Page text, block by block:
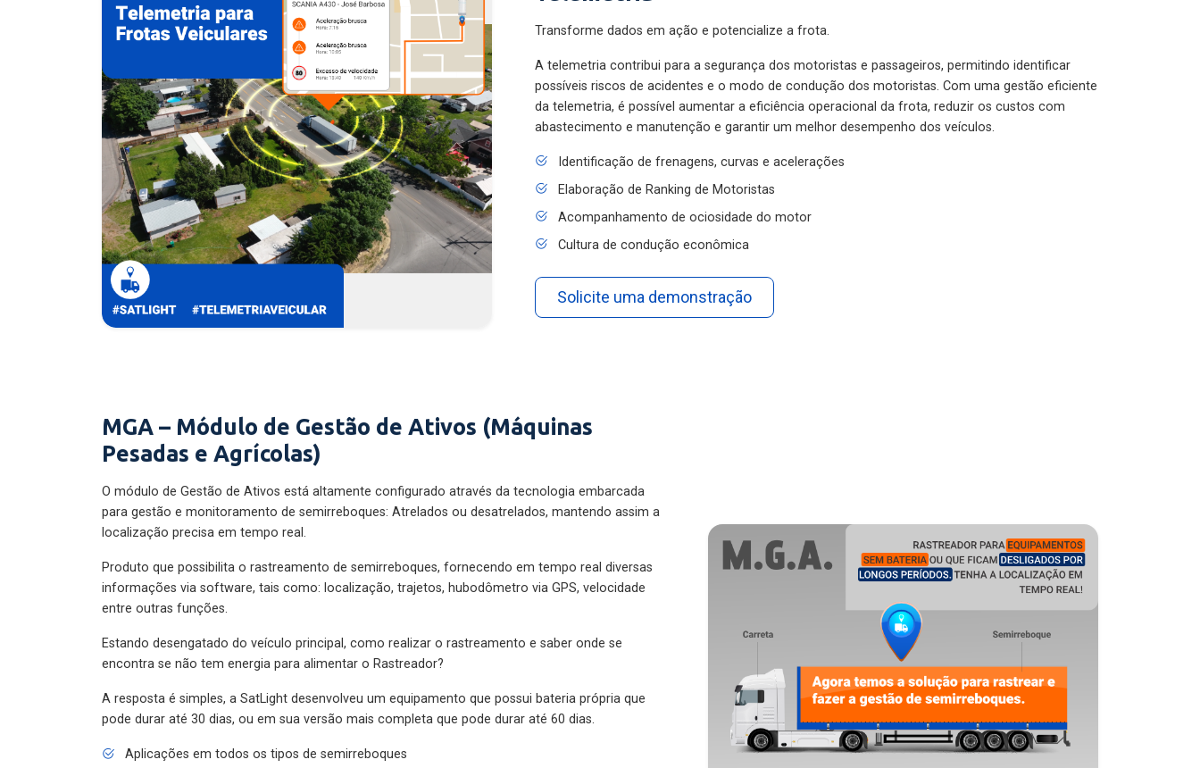
Transforme dados em ação e potencialize a frota.
A telemetria contribui para a segurança dos motoristas e passageiros, permitindo identificar
possíveis riscos de acidentes e o modo de condução dos motoristas. Com uma gestão eficiente
da telemetria, é possível aumentar a eficiência operacional da frota, reduzir os custos com
abastecimento e manutenção e garantir um melhor desempenho dos veículos.
Identificação de frenagens, curvas e acelerações
Elaboração de Ranking de Motoristas
Acompanhamento de ociosidade do motor
Cultura de condução econômica
Solicite uma demonstração
MGA – Módulo de Gestão de Ativos (Máquinas
Pesadas e Agrícolas)
O módulo de Gestão de Ativos está altamente configurado através da tecnologia embarcada
para gestão e monitoramento de semirreboques: Atrelados ou desatrelados, mantendo assim a
localização precisa em tempo real.
Produto que possibilita o rastreamento de semirreboques, fornecendo em tempo real diversas
informações via software, tais como: localização, trajetos, hubodômetro via GPS, velocidade
entre outras funções.
Estando desengatado do veículo principal, como realizar o rastreamento e saber onde se
encontra se não tem energia para alimentar o Rastreador?
A resposta é simples, a SatLight desenvolveu um equipamento que possui bateria própria que
pode durar até 30 dias, ou em sua versão mais completa que pode durar até 60 dias.
Aplicações em todos os tipos de semirreboques